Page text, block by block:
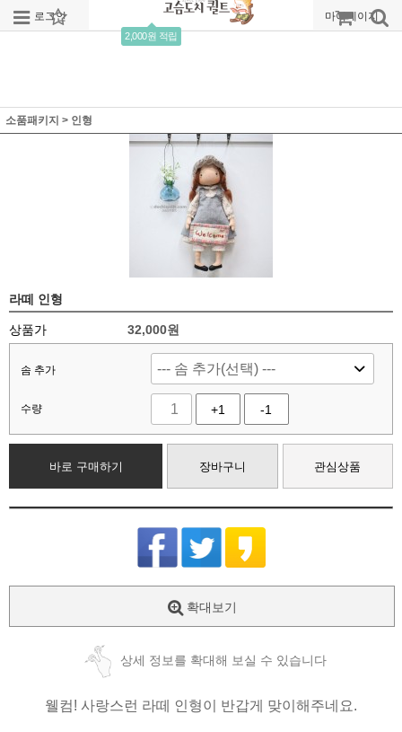
로그인 회원가입
2,000원 적립
주문조회 마이페이지
소품패키지 > 인형
라떼 인형
상품가 32,000원
솜 추가
수량 +1 -1
바로 구매하기 장바구니 관심상품
확대보기
상세 정보를 확대해 보실 수 있습니다
웰컴! 사랑스런 라떼 인형이 반갑게 맞이해주네요.